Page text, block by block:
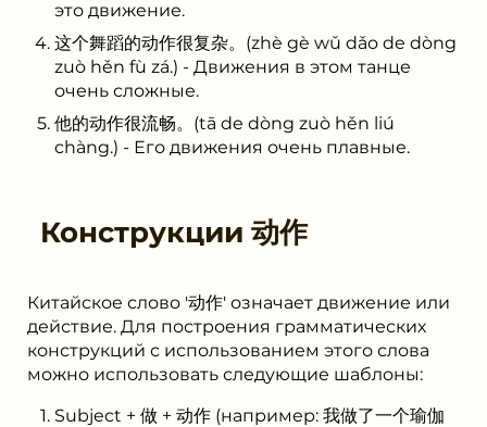
это движение.
这个舞蹈的动作很复杂。(zhè gè wǔ dǎo de dòng
zuò hěn fù zá.) - Движения в этом танце
очень сложные.
他的动作很流畅。(tā de dòng zuò hěn liú
chàng.) - Его движения очень плавные.
Конструкции 动作
Китайское слово '动作' означает движение или
действие. Для построения грамматических
конструкций с использованием этого слова
можно использовать следующие шаблоны:
Subject + 做 + 动作 (например: 我做了一个瑜伽